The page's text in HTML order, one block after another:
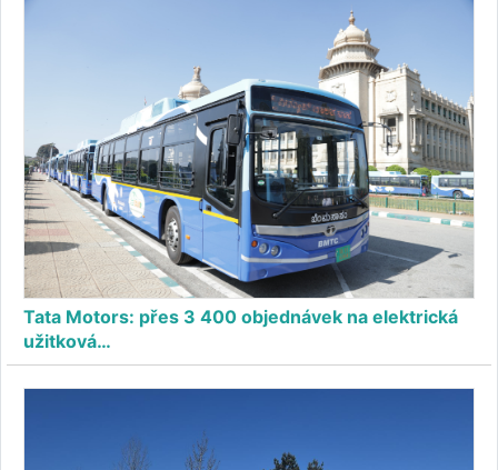
Tata Motors: přes 3 400 objednávek na elektrická
užitková…